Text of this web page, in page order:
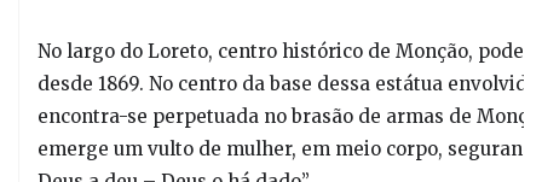
No largo do Loreto, centro histórico de Monção, pode
desde 1869. No centro da base dessa estátua
encontra-se perpetuada no brasão de armas de
emerge um vulto de mulher, em meio corpo,